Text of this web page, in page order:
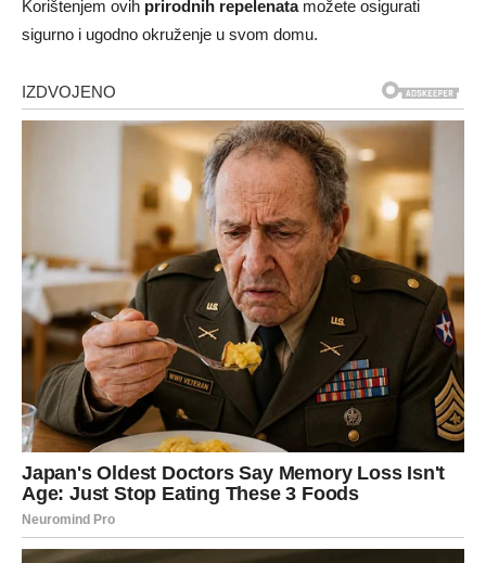
Korištenjem ovih prirodnih repelenatamožete osigurati
sigurno i ugodno okruženje u svom domu.